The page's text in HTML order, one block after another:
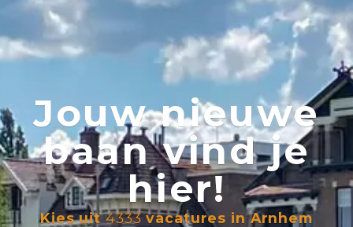
Jouw nieuwe
baan vind je
hier!
Kies uit4333vacatures in Arnhem